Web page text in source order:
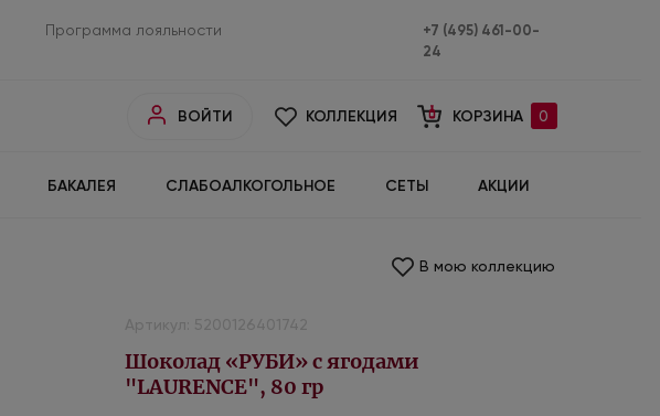
Программа лояльности
+7 (495) 461-00-
24
ВОЙТИ КОЛЛЕКЦИЯ КОРЗИНА 0
БАКАЛЕЯ СЛАБОАЛКОГОЛЬНОЕ СЕТЫ АКЦИИ
В мою коллекцию
Шоколад «РУБИ» с ягодами
"LAURENCE", 80 гр